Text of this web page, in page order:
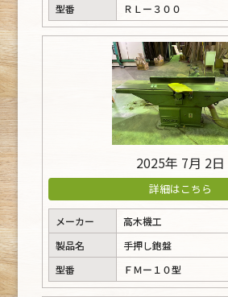
型番
ＲＬー３００
2025年 7月 2日
詳細はこちら
メーカー
高木機工
製品名
手押し鉋盤
型番
ＦＭー１０型